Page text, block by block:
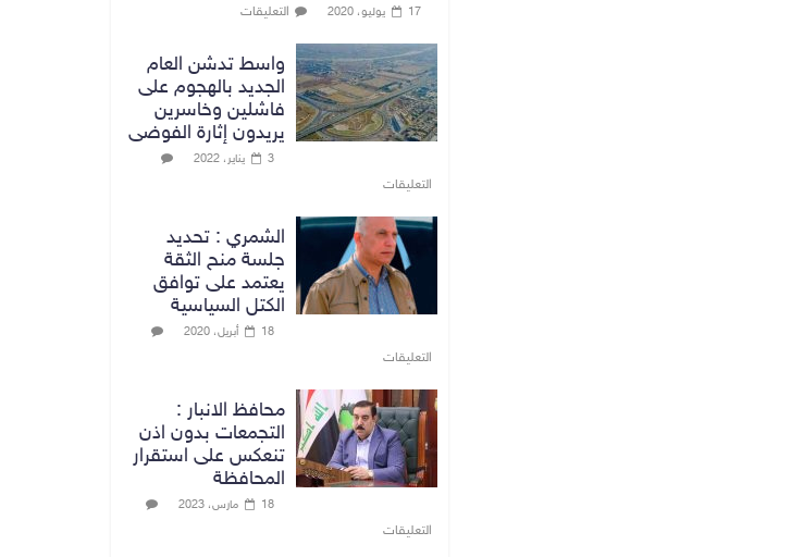
17 يوليو، 2020 التعليقات
واسط تدشن العام
الجديد بالهجوم على
فاشلين وخاسرين
يريدون إثارة الفوضى
3 يناير، 2022
التعليقات
الشمري : تحديد
جلسة منح الثقة
يعتمد على توافق
الكتل السياسية
18 أبريل، 2020
التعليقات
محافظ الانبار :
التجمعات بدون اذن
تنعكس على استقرار
المحافظة
18 مارس، 2023
التعليقات